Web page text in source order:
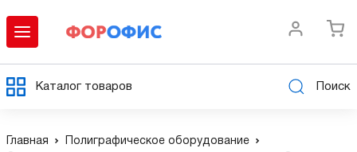
Каталог товаров Поиск
Главная
Полиграфическое оборудование